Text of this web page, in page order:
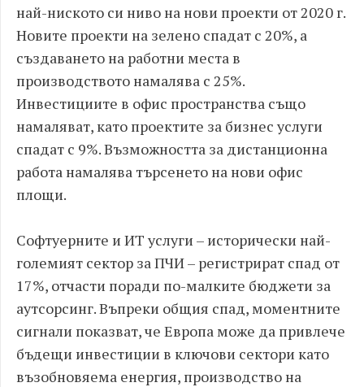
най-ниското си ниво на нови проекти от 2020 г.
Новите проекти на зелено спадат с 20%, а
създаването на работни места в
производството намалява с 25%.
Инвестициите в офис пространства също
намаляват, като проектите за бизнес услуги
спадат с 9%. Възможността за дистанционна
работа намалява търсенето на нови офис
площи.
Софтуерните и ИТ услуги – исторически най-
големият сектор за ПЧИ – регистрират спад от
17%, отчасти поради по-малките бюджети за
аутсорсинг. Въпреки общия спад, моментните
сигнали показват, че Европа може да привлече
бъдещи инвестиции в ключови сектори като
възобновяема енергия, производство на